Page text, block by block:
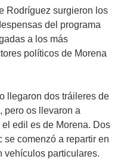
Rodríguez surgieron los
del programa
a los más
políticos de Morena
llegaron dos tráileres de
pero os llevaron a
edil es de Morena. Dos
comenzó a repartir en
vehículos particulares.